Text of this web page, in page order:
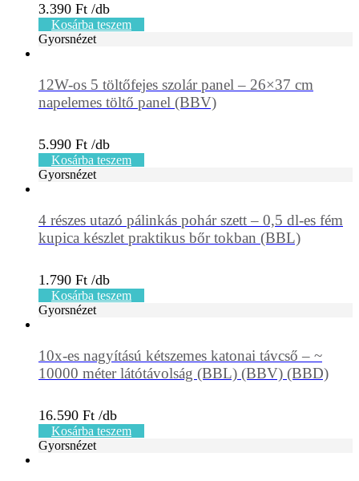
3.390 Ft
Kosárba teszem
Gyorsnézet
12W-os 5 töltőfejes szolár panel – 26×37 cm
napelemes töltő panel (BBV)
5.990 Ft
Kosárba teszem
Gyorsnézet
4 részes utazó pálinkás pohár szett – 0,5 dl-es fém
kupica készlet praktikus bőr tokban (BBL)
1.790 Ft
Kosárba teszem
Gyorsnézet
10x-es nagyítású kétszemes katonai távcső – ~
10000 méter látótávolság (BBL) (BBV) (BBD)
16.590 Ft
Kosárba teszem
Gyorsnézet